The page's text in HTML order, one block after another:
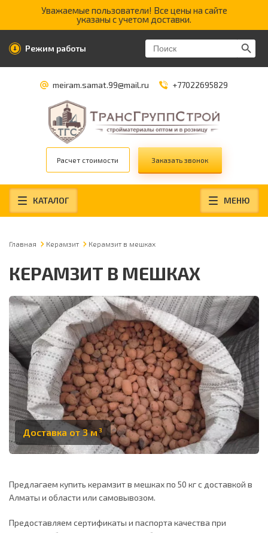
Уважаемые пользователи! Все цены на сайте
указаны с учетом доставки.
Режим работы
Search
for:
Search
meiram.samat.99@mail.ru +77022695829
Расчет стоимости Заказать звонок
КАТАЛОГ МЕНЮ
Главная Керамзит Керамзит в мешках
КЕРАМЗИТ В МЕШКАХ
Доставка от 3 м3
Предлагаем купить керамзит в мешках по 50 кг с доставкой в
Алматы и области или самовывозом.
Предоставляем сертификаты и паспорта качества при